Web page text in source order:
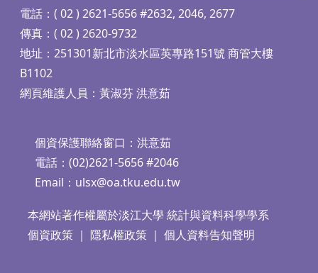
電話：( 02 ) 2621-5656 #2632, 2046, 2677
傳真：( 02 ) 2620-9732
地址：251301新北市淡水區英專路151號 商管大樓
B1102
網頁維護人員：黃淑芬 洪意茹
個資保護聯絡窗口：洪意茹
電話：(02)2621-5656 #2046
Email： ulsx@oa.tku.edu.tw
本網站著作權屬於淡江大學 統計與資料科學學系
個資政策｜ 隱私權政策｜ 個人資料告知聲明